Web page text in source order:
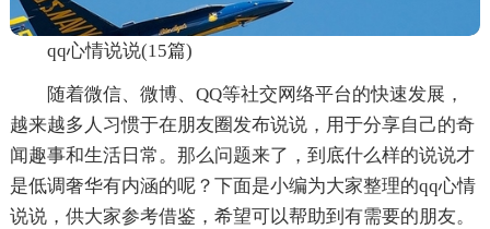
qq心情说说(15篇)
随着微信、微博、QQ等社交网络平台的快速发展，
越来越多人习惯于在朋友圈发布说说，用于分享自己的奇
闻趣事和生活日常。那么问题来了，到底什么样的说说才
是低调奢华有内涵的呢？下面是小编为大家整理的qq心情
说说，供大家参考借鉴，希望可以帮助到有需要的朋友。